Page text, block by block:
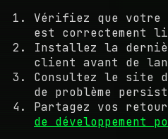
Vérifiez que votre
est correctement
Installez la
client avant de
Consultez le site
de problème
Partagez vos
de développement